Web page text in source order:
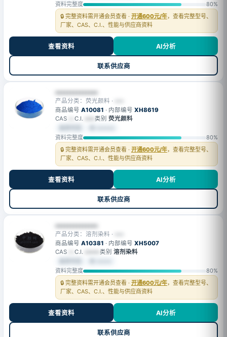
资料完整度
80%
🔒 完整资料需开通会员查看 · 开通600元/年，查看完整型号、
厂家、CAS、C.I.、性能与供应商资料
查看资料 AI分析
联系供应商
••••••••••••••
产品分类：荧光颜料 ·
商品编号 A10081 · 内部编号 XH8619
CAS
C.I. 类别 荧光颜料
资料完整度
80%
🔒 完整资料需开通会员查看 · 开通600元/年，查看完整型号、
厂家、CAS、C.I.、性能与供应商资料
查看资料 AI分析
联系供应商
••••••••••••••
产品分类：溶剂染料 ·
商品编号 A10381 · 内部编号 XH5007
CAS
C.I. 类别 溶剂染料
资料完整度
80%
🔒 完整资料需开通会员查看 · 开通600元/年，查看完整型号、
厂家、CAS、C.I.、性能与供应商资料
查看资料 AI分析
联系供应商